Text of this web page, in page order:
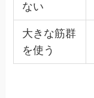
ない
大きな筋群
を使う